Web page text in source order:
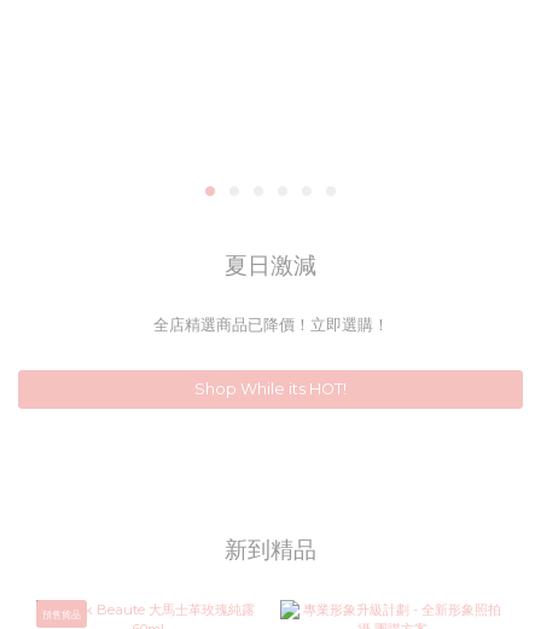
夏日激減
全店精選商品已降價！立即選購！
Shop While its HOT!
新到精品
預售貨品